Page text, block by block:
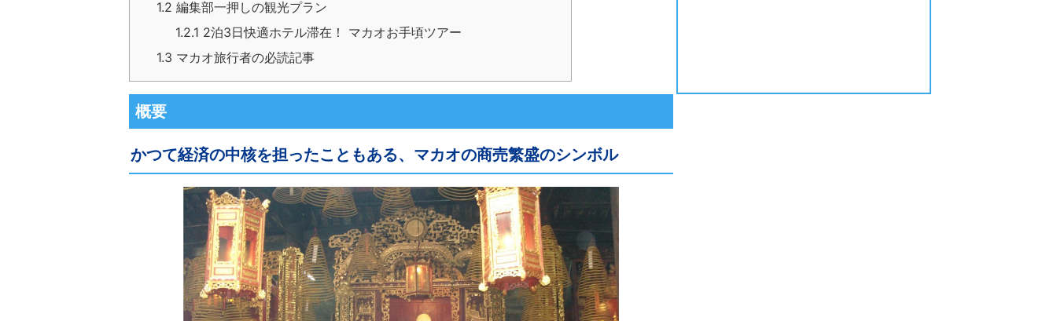
1.2 編集部一押しの観光プラン
1.2.1 2泊3日快適ホテル滞在！ マカオお手頃ツアー
1.3 マカオ旅行者の必読記事
概要
かつて経済の中核を担ったこともある、マカオの商売繁盛のシンボル